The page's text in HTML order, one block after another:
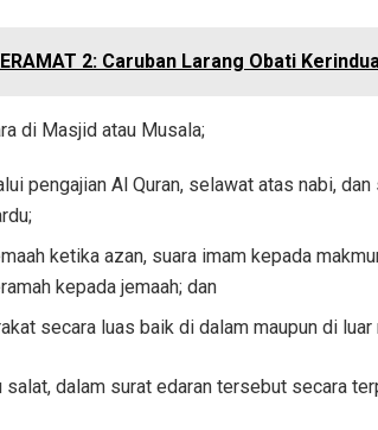
2: Caruban Larang Obati
di Masjid atau Musala;
pengajian Al Quran, selawat atas nabi, dan
ketika azan, suara imam kepada
kepada jemaah; dan
secara luas baik di dalam maupun di
dalam surat edaran tersebut secara